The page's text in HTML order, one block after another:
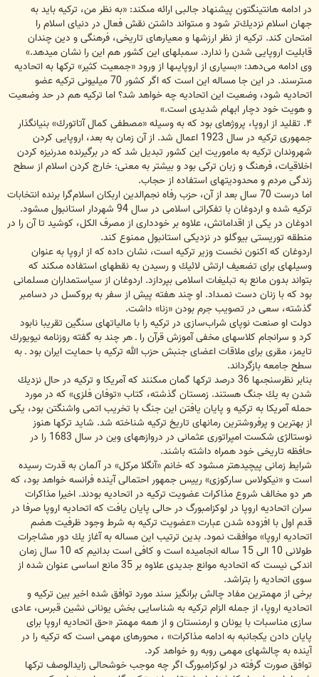
در ادامه هانتینگتون پیشنهاد جالبى ارائه مى‏كند: «به نظر من، تركیه باید به
جهان اسلام نزدیك‌تر شود و مى‏تواند داشتن نقش فعال در دنیاى اسلام را
امتحان كند. تركیه از نظر ارزش‏ها و معیارهاى تاریخى، فرهنگى و دین چندان
قابلیت اروپایى شدن را ندارد. سمبل‏هاى این كشور هم این را نشان میدهد.»
وی ادامه می‌دهد: «بسیارى از اروپایى‏ها از ورود «جمعیت كثیر» ترك‏ها به اتحادیه
مى‏ترسند. در این جا مساله این است كه اگر كشور 70 میلیونى تركیه عضو
اتحادیه شود، وضعیت این اتحادیه چه خواهد شد؟ اما تركیه هم در حد وضعیت
و هویت خود دچار ابهام شدیدى است.»
۴. تقلید از اروپا، پروژه‏اى بود كه به وسیله «مصطفى كمال آتاتورك» بنیانگذار
جمهورى تركیه در سال 1923 اعمال شد. از آن زمان به بعد، اروپایى كردن
شهروندان تركیه به ماموریت این كشور تبدیل شد كه در برگیرنده مدرنیزه كردن
اخلاقیات، فرهنگ و زبان تركى بود و بیشتر به معنى: خارج كردن اسلام از سطح
زندگى مردم و محدودیت‏هاى استفاده از حجاب.
اما درست 70 سال بعد از آن، حزب رفاه نجم‌الدین اربكان اسلام‌گرا برنده انتخابات
تركیه ‏شده و اردوغان با تفكراتى اسلامى در سال 94 شهردار استانبول مى‏شود.
ادوغان در یكى از اقداماتش، علاوه بر خوددارى از مصرف الكل، كوشید تا آن را در
منطقه توریستى بیوگلو در نزدیكى استانبول ممنوع كند.
اردوغان كه اكنون نخست وزیر تركیه است، نشان داده كه از اروپا به عنوان
وسیله‏اى براى تضعیف ارتش لائیك و رسیدن به نقطه‏اى استفاده مى‏كند كه
بتواند بدون مانع به تبلیغات اسلامى بپردازد. اردوغان از سیاستمداران مسلمانى
بود كه با زنان دست نمى‏داد. او چند هفته پیش از سفر به بروكسل در دسامبر
گذشته، سعى در تصویب جرم بودن «زنا» داشت.
دولت او صنعت نوپاى شراب‌سازى در تركیه را با مالیات‏هاى سنگین تقریبا نابود
كرد و سرانجام كلاس‏هاى مخفى آموزش قرآن را ـ هر چند به گفته روزنامه نیویورك
تایمز، مقرى براى ملاقات اعضاى جنبش حزب الله تركیه با حمایت ایران بود ـ به
سطح جامعه بازگرداند.
بنابر نظرسنجى‏ها 36 درصد ترك‏ها گمان مى‏كنند كه آمریكا و تركیه در حال نزدیك
شدن به یك جنگ هستند. زمستان گذشته، كتاب «توفان فلزى» كه در مورد
حمله آمریكا به تركیه و پایان یافتن این جنگ با تخریب اتمى واشنگتن بود، یكى
از بهترین و پرفروشترین رمان‏هاى تاریخ تركیه شناخته شد. شاید ترك‏ها هنوز
نوستالژى شكست امپراتورى عثمانى در دروازه‏هاى وین در سال 1683 را در
حافظه تاریخی خود همراه داشته باشند.
شرایط زمانى پیچیده‏تر مى‏شود كه خانم «آنگلا مركل» در آلمان به قدرت رسیده
است و «نیكولاس ساركوزى» رییس جمهور احتمالى آینده فرانسه خواهد بود، كه
هر دو مخالف شروع مذاكرات عضویت تركیه در اتحادیه بودند. اخیرا مذاكرات
سران اتحادیه اروپا در لوكزامبورگ در حالى پایان یافت كه اتحادیه اروپا صرفا در
قدم اول با افزوده شدن عبارت «عضویت تركیه به شرط وجود ظرفیت هضم
اتحادیه اروپا» موافقت نمود. بدین ترتیب این مساله به آغاز یك دور مشاجرات
طولانى 10 الى 15 ساله انجامیده است و كافى است بدانیم كه 10 سال زمان
اندكى نیست كه اتحادیه موانع جدیدى علاوه بر 35 مانع اساسى عنوان شده از
سوى اتحادیه را بتراشد.
برخى از مهمترین مفاد چالش برانگیز سند مورد توافق شده اخیر بین تركیه و
اتحادیه اروپا، از جمله الزام تركیه به شناسایى بخش یونانى نشین قبرس، عادى
سازى مناسبات با یونان و ارمنستان و از همه مهم‏تر «حق اتحادیه اروپا براى
پایان دادن یكجانبه به ادامه مذاكرات» ، محورهاى مهمى است كه تركیه را در
آینده به چالش‏هاى مهمى روبه رو خواهد كرد.
توافق صورت گرفته در لوكزامبورگ اگر چه موجب خوشحالى زایدالوصف ترك‏ها